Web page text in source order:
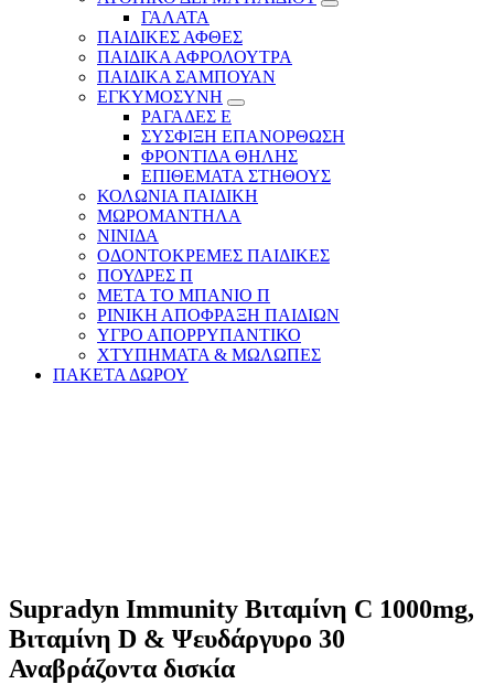
ΓΑΛΑΤΑ
ΠΑΙΔΙΚΕΣ ΑΦΘΕΣ
ΠΑΙΔΙΚΑ ΑΦΡΟΛΟΥΤΡΑ
ΠΑΙΔΙΚΑ ΣΑΜΠΟΥΑΝ
ΕΓΚΥΜΟΣΥΝΗ
ΡΑΓΑΔΕΣ Ε
ΣΥΣΦΙΞΗ ΕΠΑΝΟΡΘΩΣΗ
ΦΡΟΝΤΙΔΑ ΘΗΛΗΣ
ΕΠΙΘΕΜΑΤΑ ΣΤΗΘΟΥΣ
ΚΟΛΩΝΙΑ ΠΑΙΔΙΚΗ
ΜΩΡΟΜΑΝΤΗΛΑ
ΝΙΝΙΔΑ
ΟΔΟΝΤΟΚΡΕΜΕΣ ΠΑΙΔΙΚΕΣ
ΠΟΥΔΡΕΣ Π
ΜΕΤΑ ΤΟ ΜΠΑΝΙΟ Π
ΡΙΝΙΚΗ ΑΠΟΦΡΑΞΗ ΠΑΙΔΙΩΝ
ΥΓΡΟ ΑΠΟΡΡΥΠΑΝΤΙΚΟ
ΧΤΥΠΗΜΑΤΑ & ΜΩΛΩΠΕΣ
ΠΑΚΕΤΑ ΔΩΡΟΥ
Supradyn Immunity Βιταμίνη C 1000mg,
Βιταμίνη D & Ψευδάργυρο 30
Αναβράζοντα δισκία